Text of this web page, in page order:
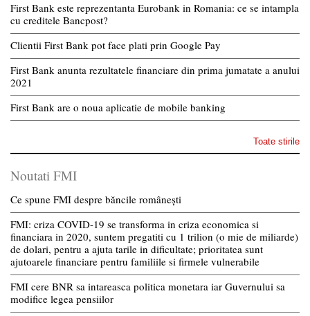
First Bank este reprezentanta Eurobank in Romania: ce se intampla
cu creditele Bancpost?
Clientii First Bank pot face plati prin Google Pay
First Bank anunta rezultatele financiare din prima jumatate a anului
2021
First Bank are o noua aplicatie de mobile banking
Toate stirile
Noutati FMI
Ce spune FMI despre băncile românești
FMI: criza COVID-19 se transforma in criza economica si
financiara in 2020, suntem pregatiti cu 1 trilion (o mie de miliarde)
de dolari, pentru a ajuta tarile in dificultate; prioritatea sunt
ajutoarele financiare pentru familiile si firmele vulnerabile
FMI cere BNR sa intareasca politica monetara iar Guvernului sa
modifice legea pensiilor